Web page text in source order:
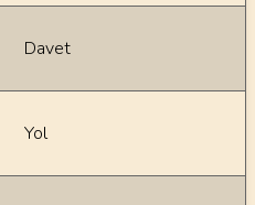
Davet
Yol